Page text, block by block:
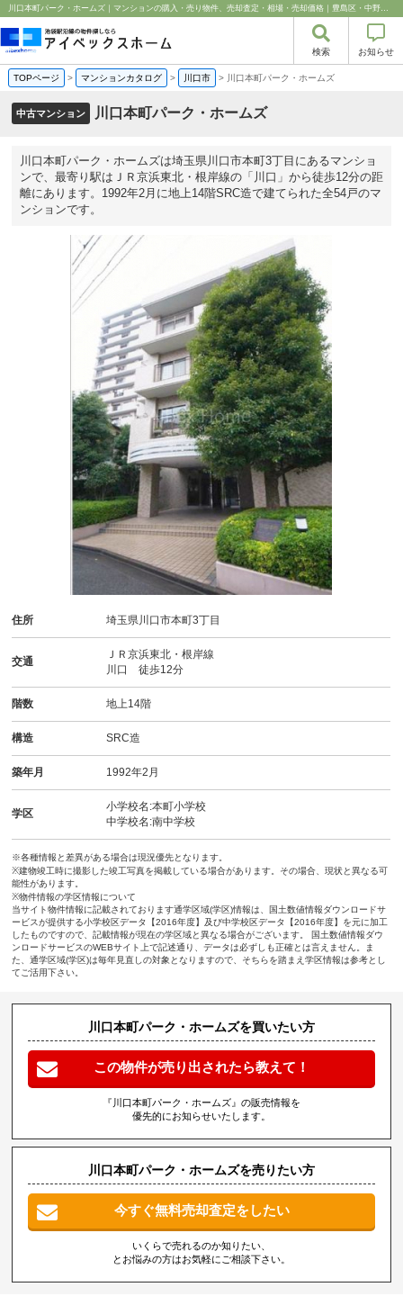
川口本町パーク・ホームズ｜マンションの購入・売り物件、売却査定・相場・売却価格｜豊島区・中野区・新宿区の中古マンション・リノベーション情報なら池袋のアイベックスホーム！
検索 お知らせ
TOPページ > マンションカタログ > 川口市 > 川口本町パーク・ホームズ
中古マンション 川口本町パーク・ホームズ
川口本町パーク・ホームズは埼玉県川口市本町3丁目にあるマンショ
ンで、最寄り駅はＪＲ京浜東北・根岸線の「川口」から徒歩12分の距
離にあります。1992年2月に地上14階SRC造で建てられた全54戸のマ
ンションです。
住所 埼玉県川口市本町3丁目
交通
ＪＲ京浜東北・根岸線
川口 徒歩12分
階数 地上14階
構造 SRC造
築年月 1992年2月
学区
小学校名:本町小学校
中学校名:南中学校
※各種情報と差異がある場合は現況優先となります。
※建物竣工時に撮影した竣工写真を掲載している場合があります。その場合、現状と異なる可
能性があります。
※物件情報の学区情報について
当サイト物件情報に記載されております通学区域(学区)情報は、国土数値情報ダウンロードサ
ービスが提供する小学校区データ【2016年度】及び中学校区データ【2016年度】を元に加工
したものですので、記載情報が現在の学区域と異なる場合がございます。 国土数値情報ダウ
ンロードサービスのWEBサイト上で記述通り、データは必ずしも正確とは言えません。ま
た、通学区域(学区)は毎年見直しの対象となりますので、そちらを踏まえ学区情報は参考とし
てご活用下さい。
川口本町パーク・ホームズを買いたい方
この物件が売り出されたら教えて！
『川口本町パーク・ホームズ』の販売情報を
優先的にお知らせいたします。
川口本町パーク・ホームズを売りたい方
今すぐ無料売却査定をしたい
いくらで売れるのか知りたい、
とお悩みの方はお気軽にご相談下さい。